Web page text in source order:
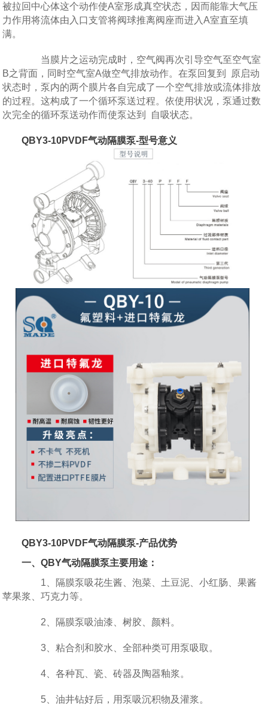
被拉回中心体这个动作使A室形成真空状态，因而能靠大气压
力作用将流体由入口支管将阀球推离阀座而进入A室直至填
满。
当膜片之运动完成时，空气阀再次引导空气至空气室
B之背面，同时空气室A做空气排放动作。在泵回复到 原启动
状态时，泵内的两个膜片各自完成了一个空气排放或流体排放
的过程。这构成了一个循环泵送过程。依使用状况，泵通过数
次完全的循环泵送动作而使泵达到 自吸状态。
QBY3-10PVDF气动隔膜泵-型号意义
QBY3-10PVDF气动隔膜泵-产品优势
一、QBY气动隔膜泵主要用途：
1、隔膜泵吸花生酱、泡菜、土豆泥、小红肠、果酱
苹果浆、巧克力等。
2、隔膜泵吸油漆、树胶、颜料。
3、粘合剂和胶水、全部种类可用泵吸取。
4、各种瓦、瓷、砖器及陶器釉浆。
5、油井钻好后，用泵吸沉积物及灌浆。